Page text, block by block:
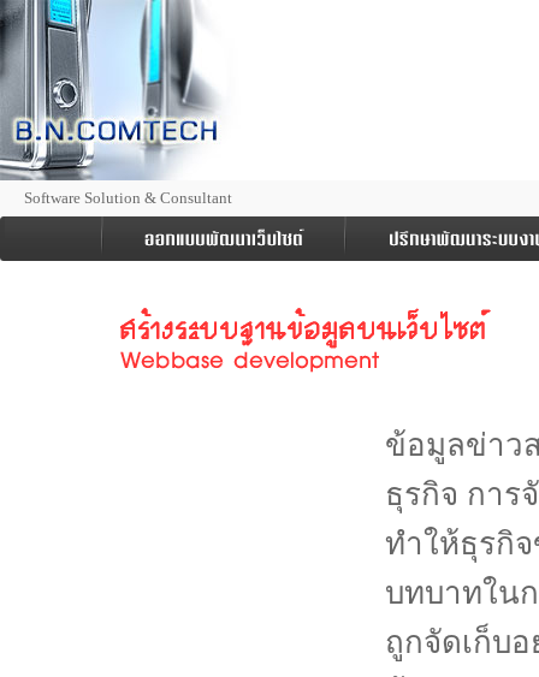
Software Solution & Consultant
ข้อมูลข่าว
ธุรกิจ การ
ทำให้ธุรกิ
บทบาทใน
ถูกจัดเก็บ